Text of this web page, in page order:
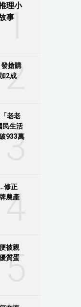
1
理小
事
2
搶購
2成
3
老老
民生活
933萬
4
修正
農產
5
被親
質蛋